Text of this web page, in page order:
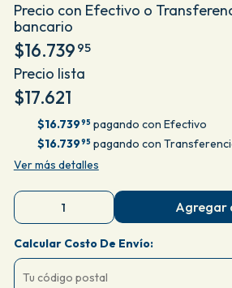
Precio con Efectivo o
bancario
$16.739 95
Precio lista
$17.621
$16.73995 pagando con Efectivo
$16.73995 pagando con
Ver más detalles
Agregar
Calcular Costo De Envío: